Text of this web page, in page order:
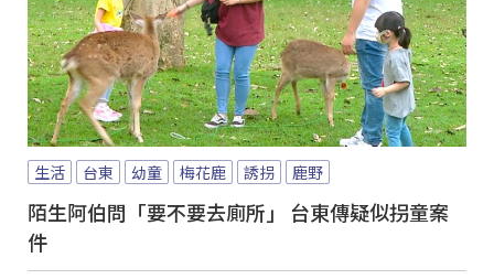
生活 台東 幼童 梅花鹿 誘拐 鹿野
陌生阿伯問「要不要去廁所」 台東傳疑似拐童案
件